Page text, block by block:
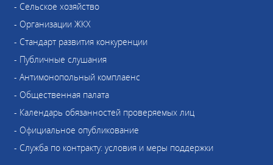
- Сельское хозяйство
- Организации ЖКХ
- Стандарт развития конкуренции
- Публичные слушания
- Антимонопольный комплаенс
- Общественная палата
- Календарь обязанностей проверяемых лиц
- Официальное опубликование
- Служба по контракту: условия и меры поддержки